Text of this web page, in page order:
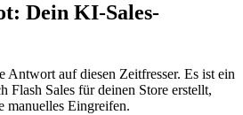
Dein KI-Sales-
Antwort auf diesen Zeitfresser. Es ist ein
Flash Sales für deinen Store erstellt,
Eingreifen.